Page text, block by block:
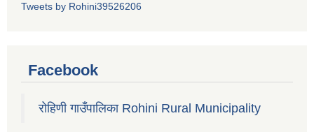
Tweets by Rohini39526206
Facebook
रोहिणी गाउँपालिका Rohini Rural Municipality